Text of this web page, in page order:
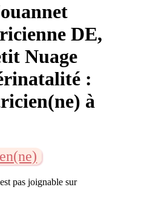
DE,
Nuage
:
à
pas joignable sur